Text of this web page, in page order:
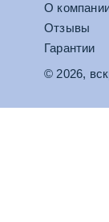
О
Отзывы
Гарантии
© 2026,